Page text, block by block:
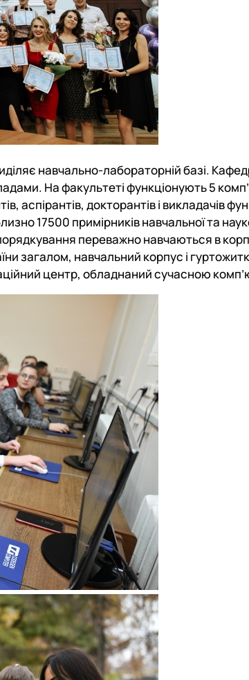
навчально-лабораторній базі.
На факультеті функціонують 5
аспірантів, докторантів і викладачів
17500 примірників навчальної та
переважно навчаються в
загалом, навчальний корпус і
центр, обладнаний сучасною